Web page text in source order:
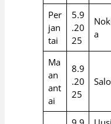
Per
jan
tai
5.9
.20
25
a
Ma
an
ant
ai
8.9
.20
25
Salo